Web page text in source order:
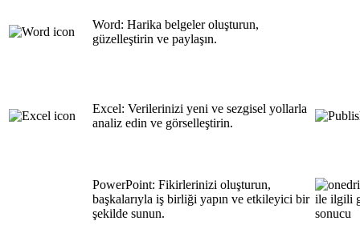
Word: Harika belgeler oluşturun,
güzelleştirin ve paylaşın.
Excel: Verilerinizi yeni ve sezgisel yollarla
analiz edin ve görselleştirin.
PowerPoint: Fikirlerinizi oluşturun,
başkalarıyla iş birliği yapın ve etkileyici bir
şekilde sunun.